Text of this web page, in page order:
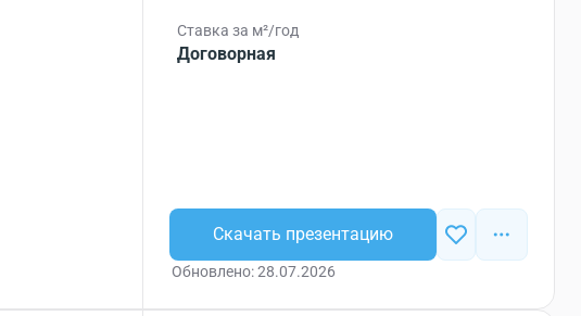
Ставка за м²/год
Договорная
Скачать презентацию
Обновлено: 28.07.2026